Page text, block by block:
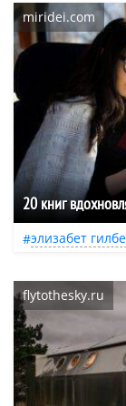
miridei.com
20 книг
элизабет
flytothesky.ru